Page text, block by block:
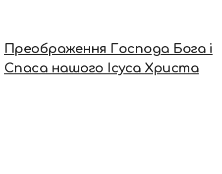
Преображення Господа Бога і
Спаса нашого Ісуса Христа